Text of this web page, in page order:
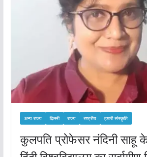
अन्य राज्य दिल्ली राज्य राष्ट्रीय हमारी संस्कृति
कुलपति प्रोफेसर नंदिनी साहू